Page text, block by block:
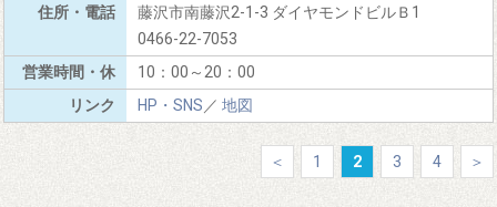
藤沢市南藤沢2-1-3 ダイヤモンドビルＢ1
0466-22-7053
10：00～20：00
HP・SNS／ 地図
＜ 1 2 3 4 ＞